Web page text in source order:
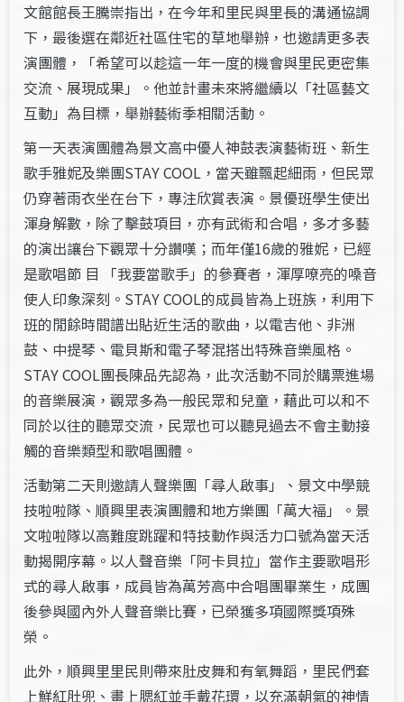
文館館長王騰崇指出，在今年和里民與里長的溝通協調
下，最後選在鄰近社區住宅的草地舉辦，也邀請更多表
演團體，「希望可以趁這一年一度的機會與里民更密集
交流、展現成果」。他並計畫未來將繼續以「社區藝文
互動」為目標，舉辦藝術季相關活動。
第一天表演團體為景文高中優人神鼓表演藝術班、新生
歌手雅妮及樂團STAY COOL，當天雖飄起細雨，但民眾
仍穿著雨衣坐在台下，專注欣賞表演。景優班學生使出
渾身解數，除了擊鼓項目，亦有武術和合唱，多才多藝
的演出讓台下觀眾十分讚嘆；而年僅16歲的雅妮，已經
是歌唱節 目 「我要當歌手」的參賽者，渾厚嘹亮的嗓音
使人印象深刻。STAY COOL的成員皆為上班族，利用下
班的閒餘時間譜出貼近生活的歌曲，以電吉他、非洲
鼓、中提琴、電貝斯和電子琴混搭出特殊音樂風格。
STAY COOL團長陳品先認為，此次活動不同於購票進場
的音樂展演，觀眾多為一般民眾和兒童，藉此可以和不
同於以往的聽眾交流，民眾也可以聽見過去不會主動接
觸的音樂類型和歌唱團體。
活動第二天則邀請人聲樂團「尋人啟事」、景文中學競
技啦啦隊、順興里表演團體和地方樂團「萬大福」。景
文啦啦隊以高難度跳躍和特技動作與活力口號為當天活
動揭開序幕。以人聲音樂「阿卡貝拉」當作主要歌唱形
式的尋人啟事，成員皆為萬芳高中合唱團畢業生，成團
後參與國內外人聲音樂比賽，已榮獲多項國際獎項殊
榮。
此外，順興里里民則帶來肚皮舞和有氧舞蹈，里民們套
上鮮紅肚兜、畫上腮紅並手戴花環，以充滿朝氣的神情